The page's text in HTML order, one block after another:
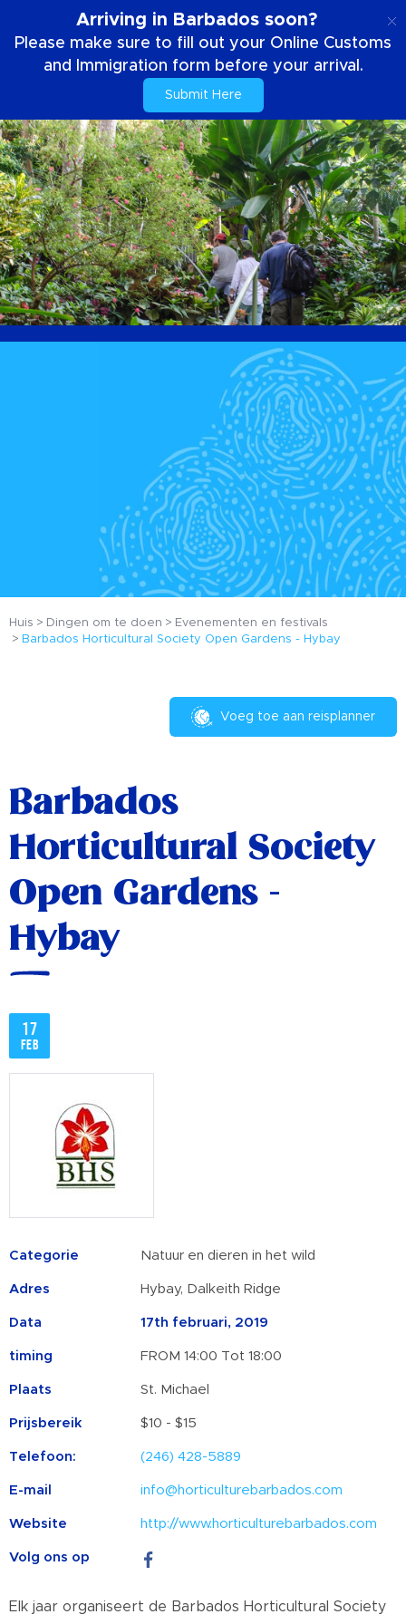
Arriving in Barbados soon?
Please make sure to fill out your Online Customs
and Immigration form before your arrival.
Submit Here
Huis Dingen om te doen
Evenementen en festivals
Barbados Horticultural Society Open Gardens - Hybay
Voeg toe aan reisplanner
Barbados
Horticultural Society
Open Gardens -
Hybay
17
feb
Categorie Natuur en dieren in het wild
Adres Hybay, Dalkeith Ridge
Data 17th februari, 2019
timing FROM 14:00 Tot 18:00
Plaats St. Michael
Prijsbereik $10 - $15
Telefoon: (246) 428-5889
E-mail info@horticulturebarbados.com
Website http://www.horticulturebarbados.com
Volg ons op
Elk jaar organiseert de Barbados Horticultural Society